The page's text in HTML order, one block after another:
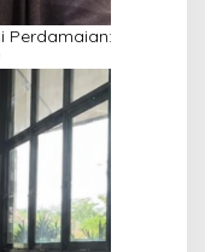
Perdamaian: